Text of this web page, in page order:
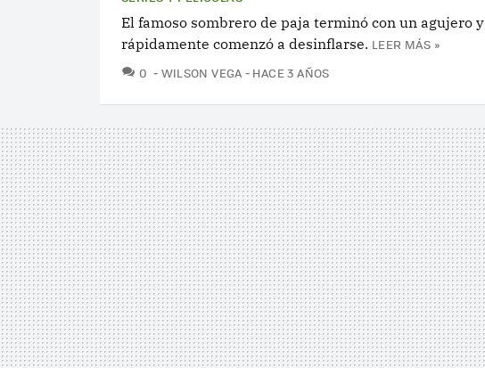
El famoso sombrero de paja terminó con un agujero y
rápidamente comenzó a desinflarse. LEER MÁS »
0 COMENTARIOS
WILSON VEGA HACE 3 AÑOS